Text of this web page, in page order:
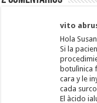
vito
Hola
Si la
botulìnica
cara y le
cada
El àcido